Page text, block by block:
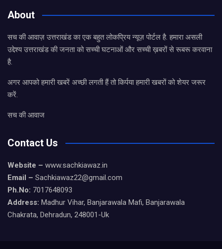
About
सच की आवाज़ उत्तराखंड का एक बहुत लोकप्रिय न्यूज़ पोर्टल है. हमारा असली
उद्देश्य उत्तराखंड की जनता को सच्ची घटनाओं और सच्ची ख़बरों से रूबरू करवाना
है.
अगर आपको हमारी खबरें अच्छी लगती हैं तो किर्पया हमारी खबरों को शेयर जरूर
करें.
सच की आवाज
Contact Us
Website – www.sachkiawaz.in
Email – Sachkiawaz22@gmail.com
Ph.No: 7017648093
Address: Madhur Vihar, Banjarawala Mafi, Banjarawala
Chakrata, Dehradun, 248001-Uk